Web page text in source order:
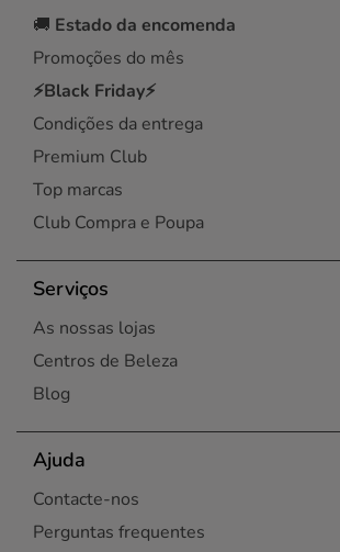
🚚 Estado da encomenda
Promoções do mês
⚡Black Friday⚡
Condições da entrega
Premium Club
Top marcas
Club Compra e Poupa
Serviços
As nossas lojas
Centros de Beleza
Blog
Ajuda
Contacte-nos
Perguntas frequentes